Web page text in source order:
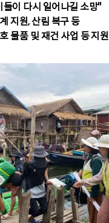
이 다시 일어나길 소망"
지원, 산림 복구 등
물품 및 재건 사업 등 지원